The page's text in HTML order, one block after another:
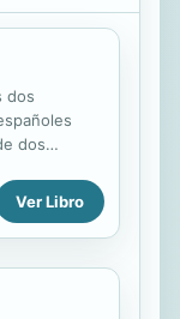
dos
dos
de la obra
François
de Saviñón
En el
Ver Libro